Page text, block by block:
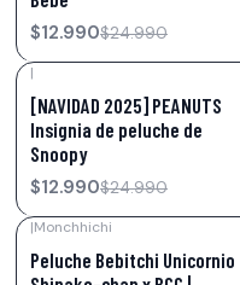
$12.990$24.990
|
[NAVIDAD 2025] PEANUTS
Insignia de peluche de
Snoopy
$12.990$24.990
|Monchhichi
Peluche Bebitchi Unicornio